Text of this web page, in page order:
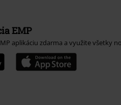
EMP
aplikáciu zdarma a využite všetky